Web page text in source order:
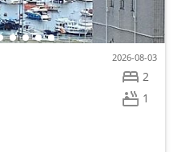
2
1
2026-08-03